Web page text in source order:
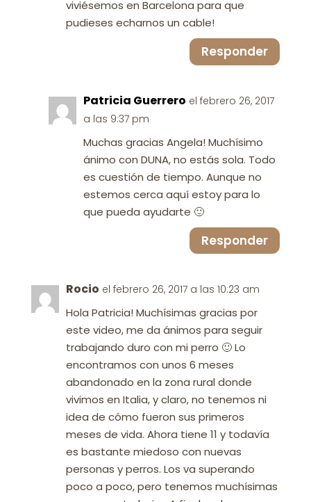
viviésemos en Barcelona para que
pudieses echarnos un cable!
Responder
Patricia Guerrero el febrero 26, 2017
a las 9:37 pm
Muchas gracias Angela! Muchísimo
ánimo con DUNA, no estás sola. Todo
es cuestión de tiempo. Aunque no
estemos cerca aquí estoy para lo
que pueda ayudarte 🙂
Responder
Rocio el febrero 26, 2017 a las 10:23 am
Hola Patricia! Muchísimas gracias por
este video, me da ánimos para seguir
trabajando duro con mi perro 🙂 Lo
encontramos con unos 6 meses
abandonado en la zona rural donde
vivimos en Italia, y claro, no tenemos ni
idea de cómo fueron sus primeros
meses de vida. Ahora tiene 11 y todavía
es bastante miedoso con nuevas
personas y perros. Los va superando
poco a poco, pero tenemos muchísimas